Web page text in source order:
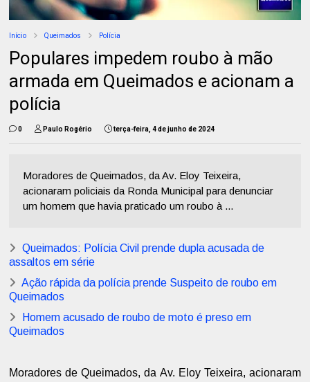
Início Queimados Polícia
Populares impedem roubo à mão
armada em Queimados e acionam a
polícia
0 Paulo Rogério terça-feira, 4 de junho de 2024
Moradores de Queimados, da Av. Eloy Teixeira,
acionaram policiais da Ronda Municipal para denunciar
um homem que havia praticado um roubo à ...
Queimados: Polícia Civil prende dupla acusada de
assaltos em série
Ação rápida da polícia prende Suspeito de roubo em
Queimados
Homem acusado de roubo de moto é preso em
Queimados
Moradores de Queimados, da Av. Eloy Teixeira, acionaram